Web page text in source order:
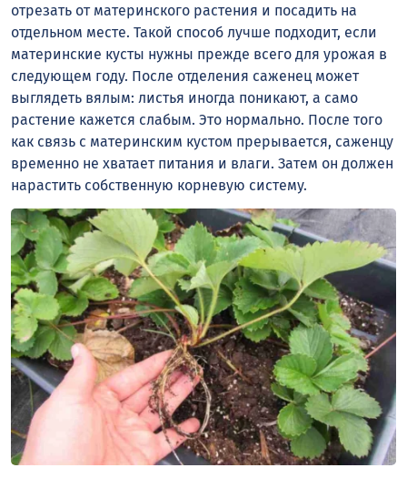
отрезать от материнского растения и посадить на
отдельном месте. Такой способ лучше подходит, если
материнские кусты нужны прежде всего для урожая в
следующем году. После отделения саженец может
выглядеть вялым: листья иногда поникают, а само
растение кажется слабым. Это нормально. После того
как связь с материнским кустом прерывается, саженцу
временно не хватает питания и влаги. Затем он должен
нарастить собственную корневую систему.